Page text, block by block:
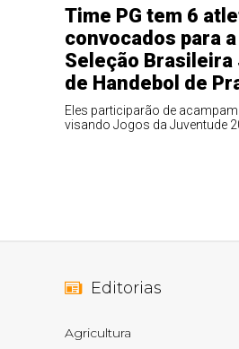
Time PG tem 6
convocados para a
Seleção Brasileira
de Handebol de
Eles participarão de
visando Jogos da Juventude
Editorias
Agricultura